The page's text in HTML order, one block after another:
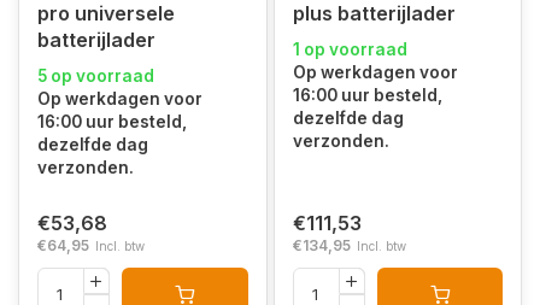
pro universele
batterijlader
5 op voorraad
Op werkdagen voor
16:00 uur besteld,
dezelfde dag
verzonden.
€53,68
€64,95 Incl. btw
plus batterijlader
1 op voorraad
Op werkdagen voor
16:00 uur besteld,
dezelfde dag
verzonden.
€111,53
€134,95 Incl. btw